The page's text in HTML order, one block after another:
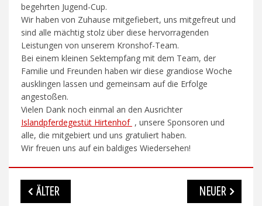
begehrten Jugend-Cup.
Wir haben von Zuhause mitgefiebert, uns mitgefreut und
sind alle mächtig stolz über diese hervorragenden
Leistungen von unserem Kronshof-Team.
Bei einem kleinen Sektempfang mit dem Team, der
Familie und Freunden haben wir diese grandiose Woche
ausklingen lassen und gemeinsam auf die Erfolge
angestoßen.
Vielen Dank noch einmal an den Ausrichter
Islandpferdegestüt Hirtenhof , unsere Sponsoren und
alle, die mitgebiert und uns gratuliert haben.
Wir freuen uns auf ein baldiges Wiedersehen!
Beitragsnavigation
ÄLTER NEUER